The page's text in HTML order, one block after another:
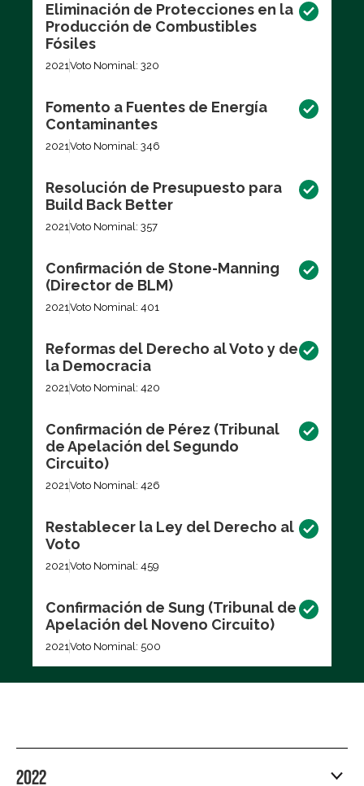
Eliminación de Protecciones en la
Producción de Combustibles
Fósiles
2021Voto Nominal: 320
Fomento a Fuentes de Energía
Contaminantes
2021Voto Nominal: 346
Resolución de Presupuesto para
Build Back Better
2021Voto Nominal: 357
Confirmación de Stone-Manning
(Director de BLM)
2021Voto Nominal: 401
Reformas del Derecho al Voto y de
la Democracia
2021Voto Nominal: 420
Confirmación de Pérez (Tribunal
de Apelación del Segundo
Circuito)
2021Voto Nominal: 426
Restablecer la Ley del Derecho al
Voto
2021Voto Nominal: 459
Confirmación de Sung (Tribunal de
Apelación del Noveno Circuito)
2021Voto Nominal: 500
2022